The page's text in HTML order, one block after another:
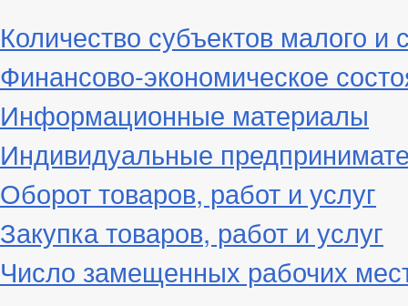
Количество субъектов малого и
Финансово-экономическое
Информационные материалы
Индивидуальные
Оборот товаров, работ и услуг
Закупка товаров, работ и услуг
Число замещенных рабочих